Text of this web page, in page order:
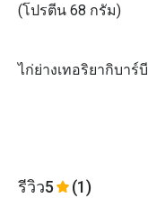
(โปรตีน 68 กรัม)
ไก่ย่างเทอริยากิบาร์
รีวิว5 (1)